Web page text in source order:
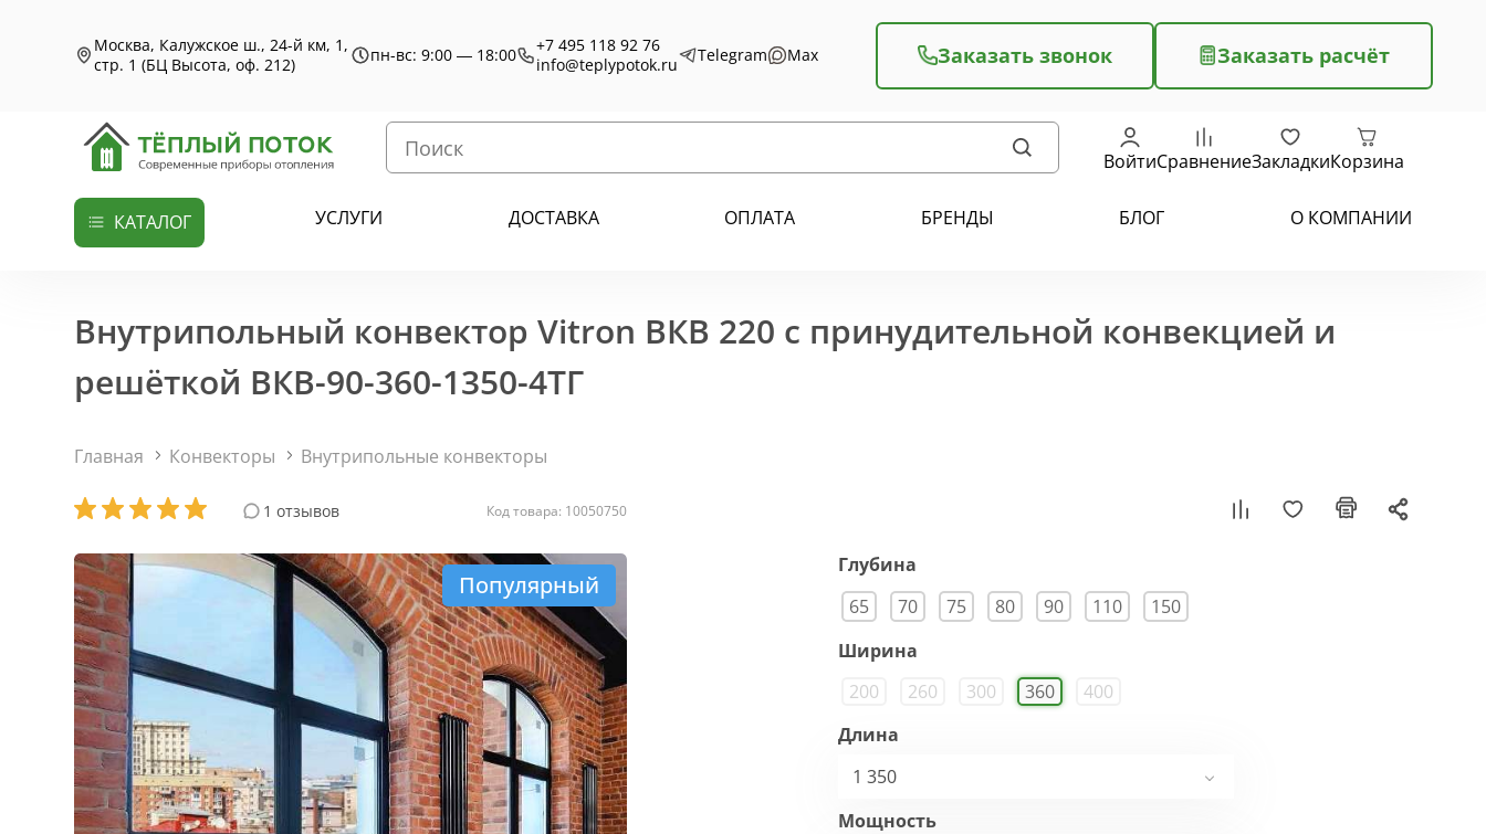
Москва, Калужское ш., 24-й км, 1,
стр. 1 (БЦ Высота, оф. 212)
пн-вс: 9:00 — 18:00
+7 495 118 92 76
info@teplypotok.ru
Telegram Max Заказать звонок Заказать расчёт
ВойтиСравнениеЗакладкиКорзина
КАТАЛОГ УСЛУГИ ДОСТАВКА ОПЛАТА БРЕНДЫ БЛОГ О КОМПАНИИ
Внутрипольный конвектор Vitron ВКВ 220 с принудительной конвекцией и
решёткой ВКВ-90-360-1350-4ТГ
Главная Конвекторы Внутрипольные конвекторы
1 отзывов Код товара: 10050750
Популярный
Глубина
65
70 75 80 90 110
150
Ширина
200
260 300 360
400
Длина
1 350
Мощность